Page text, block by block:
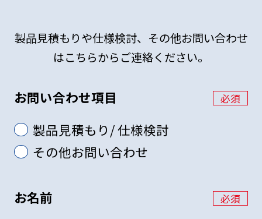
製品見積もりや仕様検討、その他お問い合わせ
はこちらからご連絡ください。
お問い合わせ項目 必須
製品見積もり/ 仕様検討
その他お問い合わせ
お名前 必須